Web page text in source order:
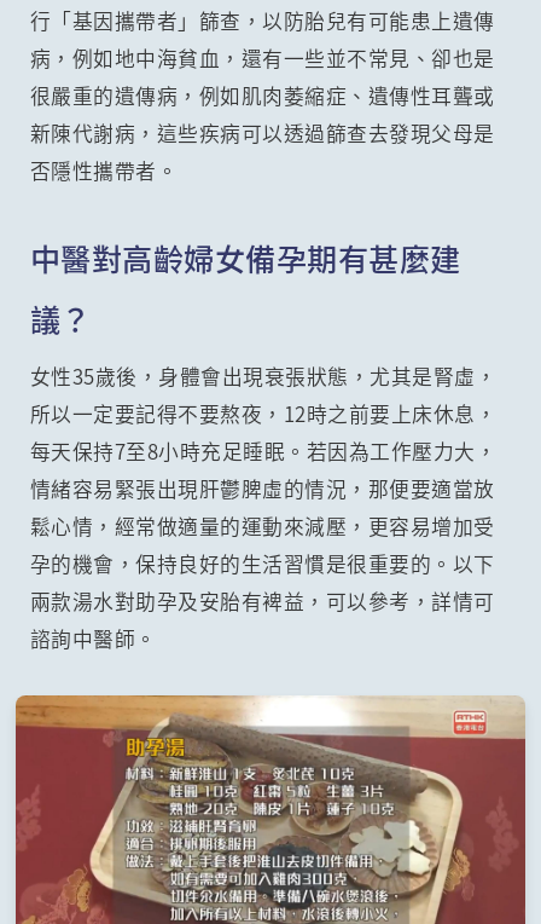
行「基因攜帶者」篩查，以防胎兒有可能患上遺傳
病，例如地中海貧血，還有一些並不常見、卻也是
很嚴重的遺傳病，例如肌肉萎縮症、遺傳性耳聾或
新陳代謝病，這些疾病可以透過篩查去發現父母是
否隱性攜帶者。
中醫對高齡婦女備孕期有甚麼建
議？
女性35歲後，身體會出現衰張狀態，尤其是腎虛，
所以一定要記得不要熬夜，12時之前要上床休息，
每天保持7至8小時充足睡眠。若因為工作壓力大，
情緒容易緊張出現肝鬱脾虛的情況，那便要適當放
鬆心情，經常做適量的運動來減壓，更容易增加受
孕的機會，保持良好的生活習慣是很重要的。以下
兩款湯水對助孕及安胎有裨益，可以參考，詳情可
諮詢中醫師。